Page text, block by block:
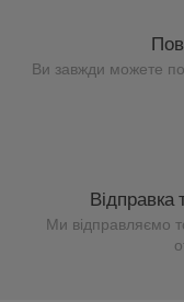
Ви завжди можете
Ми відправляємо